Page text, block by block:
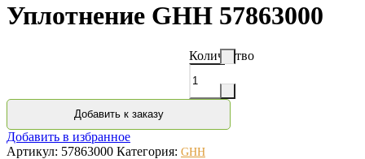
Уплотнение GHH 57863000
Количество
Добавить к заказу
Добавить в избранное
Артикул: 57863000 Категория: GHH